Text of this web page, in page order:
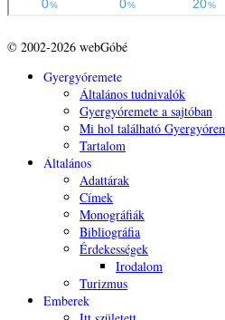
© 2002-2026 webGóbé
Gyergyóremete
Általános tudnivalók
Gyergyóremete a sajtóban
Mi hol található
Tartalom
Általános
Adattárak
Címek
Monográfiák
Bibliográfia
Érdekességek
Irodalom
Turizmus
Emberek